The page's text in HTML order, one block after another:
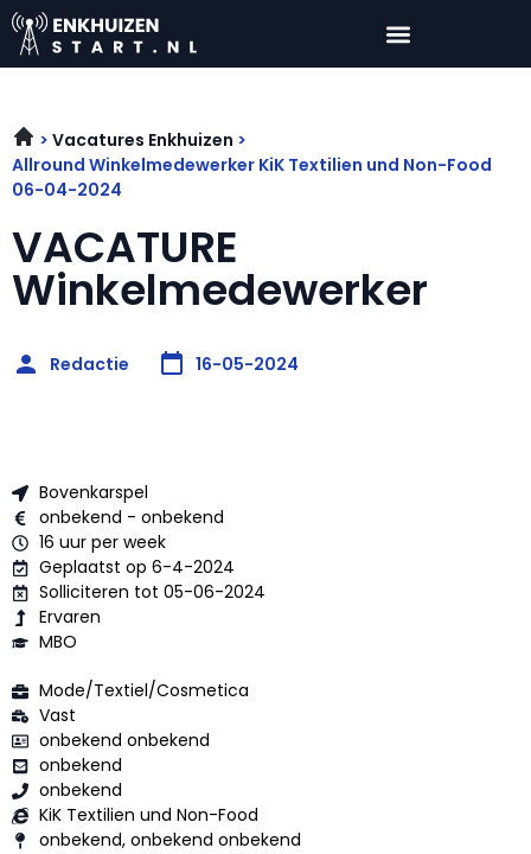
Vacatures Enkhuizen
Allround Winkelmedewerker KiK Textilien und Non-Food
06-04-2024
VACATURE
Winkelmedewerker
Redactie 16-05-2024
Bovenkarspel
onbekend - onbekend
16 uur per week
Geplaatst op 6-4-2024
Solliciteren tot 05-06-2024
Ervaren
MBO
Mode/Textiel/Cosmetica
Vast
onbekend onbekend
onbekend
onbekend
KiK Textilien und Non-Food
onbekend, onbekend onbekend